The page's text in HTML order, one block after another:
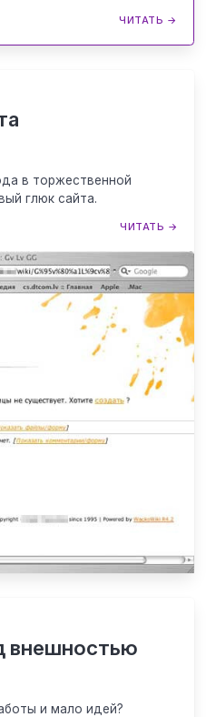
ЧИТАТЬ →
в торжественной
глюк сайта.
ЧИТАТЬ →
внешностью
и мало идей?